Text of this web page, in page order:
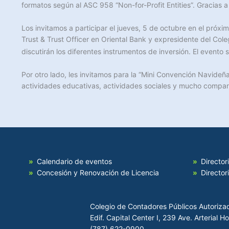
formatos según al ASC 958 “Non-for-Profit Entities”. Gracias
Los invitamos a participar el jueves, 5 de octubre en el
Trust & Trust Officer en Oriental Bank y expresidente del
discutirán los diferentes instrumentos de inversión. El evento
Por otro lado, les invitamos para la “Mini Convención
actividades educativas, actividades sociales y mucho
Calendario de eventos
Concesión y Renovación de Licencia
Colegio de Contadores Públicos
Edif. Capital Center I, 239 Ave. Arterial